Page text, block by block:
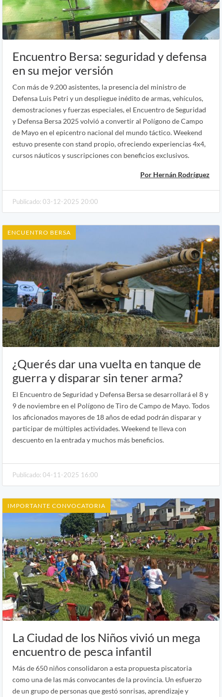
Encuentro Bersa: seguridad y defensa
en su mejor versión
Con más de 9.200 asistentes, la presencia del ministro de
Defensa Luis Petri y un despliegue inédito de armas, vehículos,
demostraciones y fuerzas especiales, el Encuentro de Seguridad
y Defensa Bersa 2025 volvió a convertir al Polígono de Campo
de Mayo en el epicentro nacional del mundo táctico. Weekend
estuvo presente con stand propio, ofreciendo experiencias 4x4,
cursos náuticos y suscripciones con beneficios exclusivos.
Por Hernán Rodríguez
Publicado: 03-12-2025 20:00
ENCUENTRO BERSA
¿Querés dar una vuelta en tanque de
guerra y disparar sin tener arma?
El Encuentro de Seguridad y Defensa Bersa se desarrollará el 8 y
9 de noviembre en el Polígono de Tiro de Campo de Mayo. Todos
los aficionados mayores de 18 años de edad podrán disparar y
participar de múltiples actividades. Weekend te lleva con
descuento en la entrada y muchos más beneficios.
Publicado: 04-11-2025 16:00
IMPORTANTE CONVOCATORIA
La Ciudad de los Niños vivió un mega
encuentro de pesca infantil
Más de 650 niños consolidaron a esta propuesta piscatoria
como una de las más convocantes de la provincia. Un esfuerzo
de un grupo de personas que gestó sonrisas, aprendizaje y